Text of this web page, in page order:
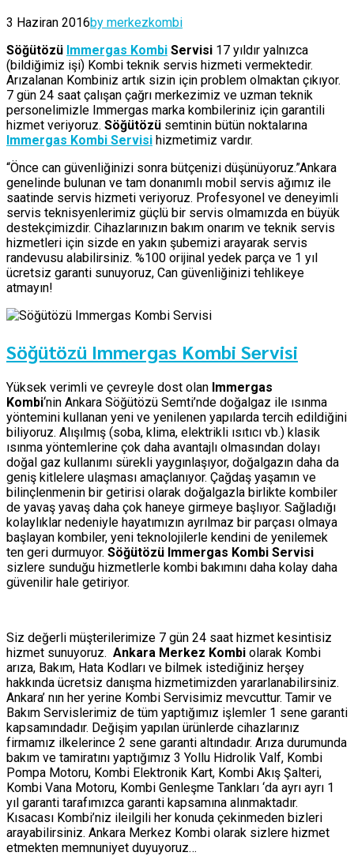
3 Haziran 2016by merkezkombi
Söğütözü Immergas Kombi Servisi 17 yıldır yalnızca
(bildiğimiz işi) Kombi teknik servis hizmeti vermektedir.
Arızalanan Kombiniz artık sizin için problem olmaktan çıkıyor.
7 gün 24 saat çalışan çağrı merkezimiz ve uzman teknik
personelimizle Immergas marka kombileriniz için garantili
hizmet veriyoruz. Söğütözü semtinin bütün noktalarına
Immergas Kombi Servisi hizmetimiz vardır.
“Önce can güvenliğinizi sonra bütçenizi düşünüyoruz.”Ankara
genelinde bulunan ve tam donanımlı mobil servis ağımız ile
saatinde servis hizmeti veriyoruz. Profesyonel ve deneyimli
servis teknisyenlerimiz güçlü bir servis olmamızda en büyük
destekçimizdir. Cihazlarınızın bakım onarım ve teknik servis
hizmetleri için sizde en yakın şubemizi arayarak servis
randevusu alabilirsiniz. %100 orijinal yedek parça ve 1 yıl
ücretsiz garanti sunuyoruz, Can güvenliğinizi tehlikeye
atmayın!
Söğütözü Immergas Kombi Servisi
Yüksek verimli ve çevreyle dost olan Immergas
Kombi‘nin Ankara Söğütözü Semti’nde doğalgaz ile ısınma
yöntemini kullanan yeni ve yenilenen yapılarda tercih edildiğini
biliyoruz. Alışılmış (soba, klima, elektrikli ısıtıcı vb.) klasik
ısınma yöntemlerine çok daha avantajlı olmasından dolayı
doğal gaz kullanımı sürekli yaygınlaşıyor, doğalgazın daha da
geniş kitlelere ulaşması amaçlanıyor. Çağdaş yaşamın ve
bilinçlenmenin bir getirisi olarak doğalgazla birlikte kombiler
de yavaş yavaş daha çok haneye girmeye başlıyor. Sağladığı
kolaylıklar nedeniyle hayatımızın ayrılmaz bir parçası olmaya
başlayan kombiler, yeni teknolojilerle kendini de yenilemek
ten geri durmuyor. Söğütözü Immergas Kombi Servisi
sizlere sunduğu hizmetlerle kombi bakımını daha kolay daha
güvenilir hale getiriyor.
Siz değerli müşterilerimize 7 gün 24 saat hizmet kesintisiz
hizmet sunuyoruz. Ankara Merkez Kombi olarak Kombi
arıza, Bakım, Hata Kodları ve bilmek istediğiniz herşey
hakkında ücretsiz danışma hizmetimizden yararlanabilirsiniz.
Ankara’ nın her yerine Kombi Servisimiz mevcuttur. Tamir ve
Bakım Servislerimiz de tüm yaptığımız işlemler 1 sene garanti
kapsamındadır. Değişim yapılan ürünlerde cihazlarınız
firmamız ilkelerince 2 sene garanti altındadır. Arıza durumunda
bakım ve tamiratını yaptığımız 3 Yollu Hidrolik Valf, Kombi
Pompa Motoru, Kombi Elektronik Kart, Kombi Akış Şalteri,
Kombi Vana Motoru, Kombi Genleşme Tankları ‘da ayrı ayrı 1
yıl garanti tarafımızca garanti kapsamına alınmaktadır.
Kısacası Kombi’niz ileilgili her konuda çekinmeden bizleri
arayabilirsiniz. Ankara Merkez Kombi olarak sizlere hizmet
etmekten memnuniyet duyuyoruz…